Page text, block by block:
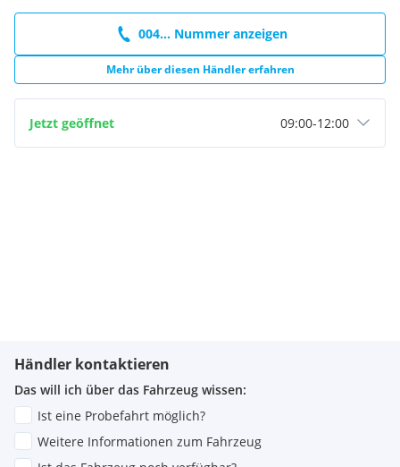
Active Driver Assist (Kombination ad. Tempomat
Spurhalteassistent)
Elektronische Klimaautomatik
LED-Scheinwerfer
Automatikgetriebe
Induktive Smartphone-Ladung
Regensensor inkl. Lichtautomatik
004... Nummer anzeigen
Mehr über diesen Händler erfahren
Jetzt geöffnet 09:00-12:00
Händler kontaktieren
Das will ich über das Fahrzeug wissen:
Ist eine Probefahrt möglich?
Weitere Informationen zum Fahrzeug